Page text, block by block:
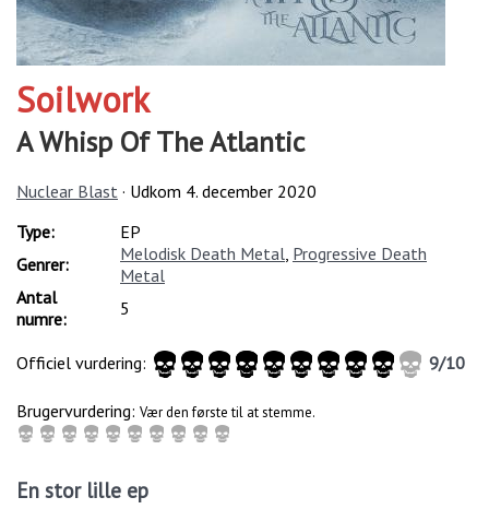
Soilwork
A Whisp Of The Atlantic
Nuclear Blast · Udkom 4. december 2020
Type:
EP
Genrer:
Melodisk Death Metal Progressive Death
Metal
Antal
numre:
5
Officiel vurdering: 9/10
Brugervurdering: Vær den første til at stemme.
En stor lille ep